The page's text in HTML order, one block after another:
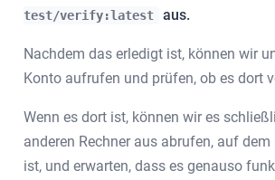
test/verify:latest
aus.
Nachdem das erledigt ist, können wir
Konto aufrufen und prüfen, ob es dort
Wenn es dort ist, können wir es
anderen Rechner aus abrufen, auf
ist, und erwarten, dass es genauso